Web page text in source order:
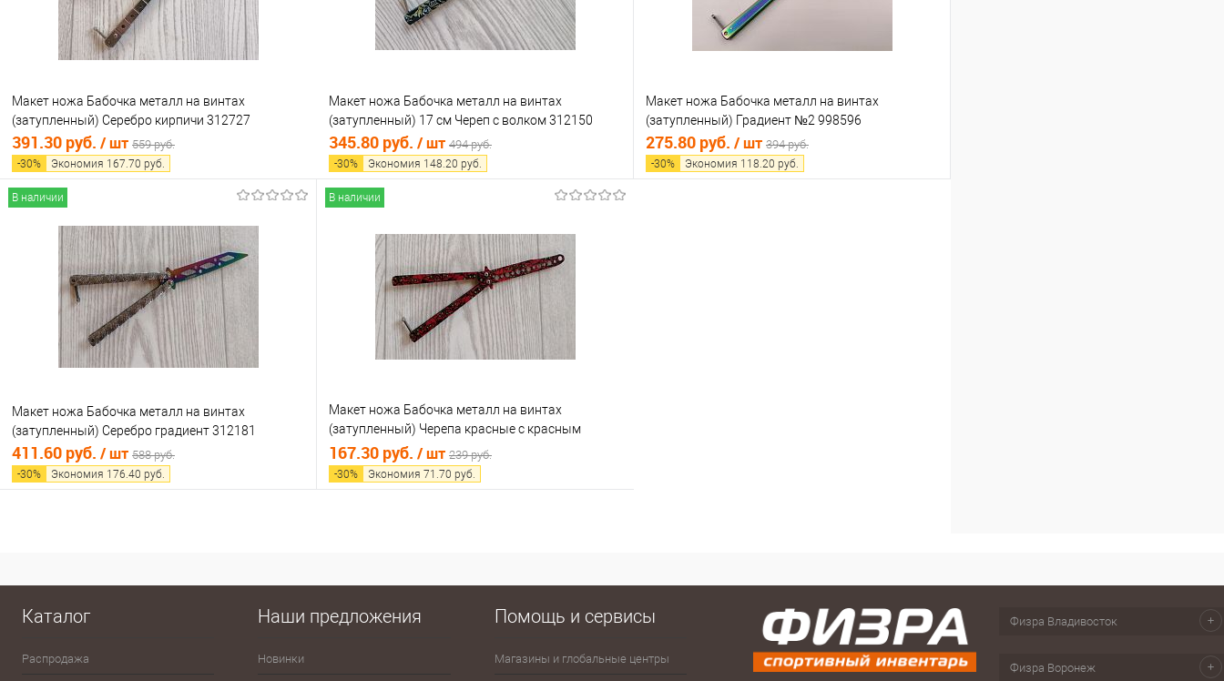
Макет ножа Бабочка металл на винтах
(затупленный) Серебро кирпичи 312727
391.30 руб. / шт 559 руб.
-30% Экономия 167.70 руб.
Купить в 1 клик
Сравнение
В избранное
В наличии
Макет ножа Бабочка металл на винтах
(затупленный) 17 см Череп с волком 312150
345.80 руб. / шт 494 руб.
-30% Экономия 148.20 руб.
Купить в 1 клик
Сравнение
В избранное
В наличии
Макет ножа Бабочка металл на винтах
(затупленный) Градиент №2 998596
275.80 руб. / шт 394 руб.
-30% Экономия 118.20 руб.
В наличии
Макет ножа Бабочка металл на винтах
(затупленный) Серебро градиент 312181
411.60 руб. / шт 588 руб.
-30% Экономия 176.40 руб.
В наличии
Макет ножа Бабочка металл на винтах
(затупленный) Черепа красные с красным
лезвием 312073
167.30 руб. / шт 239 руб.
-30% Экономия 71.70 руб.
Каталог
Распродажа Эспандеры Зима
Сумки на пояс, сумки спортивные,
Наши предложения
Новинки
Помощь и сервисы
Магазины и глобальные центры
Физра Владивосток
Физра Воронеж